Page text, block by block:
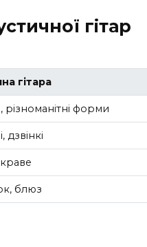
гітар
гітара
різноманітні форми
дзвінкі
блюз